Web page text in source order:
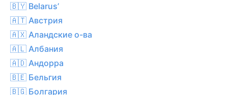
🇧🇾 Belarus’
🇦🇹 Австрия
🇦🇽 Аландские о-ва
🇦🇱 Албания
🇦🇩 Андорра
🇧🇪 Бельгия
🇧🇬 Болгария